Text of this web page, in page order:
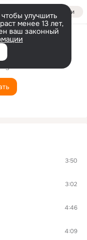
Войти
улучшить
менее 13 лет,
ваш законный
The Floor
3:50
3:02
4:46
4:09